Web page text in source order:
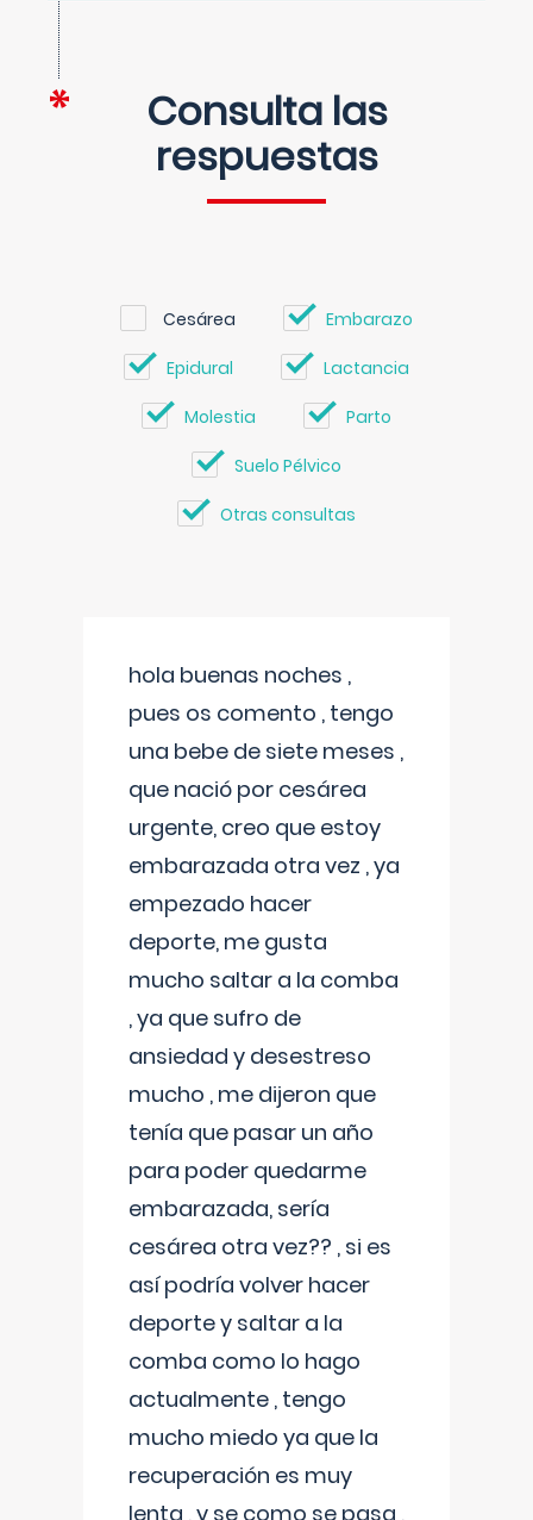
Consulta las
respuestas
Cesárea Embarazo
Epidural Lactancia
Molestia Parto
Suelo Pélvico
Otras consultas
hola buenas noches ,
pues os comento , tengo
una bebe de siete meses ,
que nació por cesárea
urgente, creo que estoy
embarazada otra vez , ya
empezado hacer
deporte, me gusta
mucho saltar a la comba
, ya que sufro de
ansiedad y desestreso
mucho , me dijeron que
tenía que pasar un año
para poder quedarme
embarazada, sería
cesárea otra vez?? , si es
así podría volver hacer
deporte y saltar a la
comba como lo hago
actualmente , tengo
mucho miedo ya que la
recuperación es muy
lenta , y se como se pasa ,